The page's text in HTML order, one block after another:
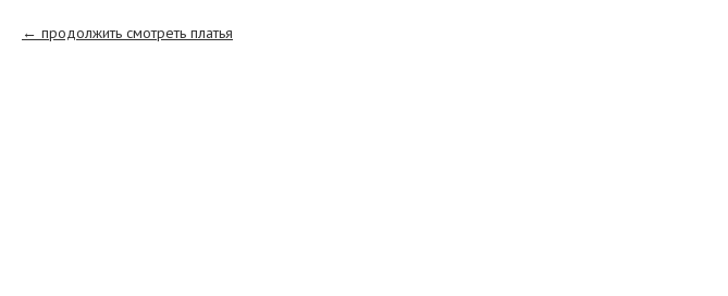
продолжить смотреть платья